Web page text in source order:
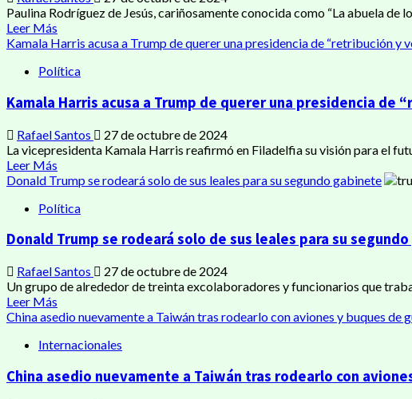
Paulina Rodríguez de Jesús, cariñosamente conocida como “La abuela de
Leer Más
Kamala Harris acusa a Trump de querer una presidencia de “retribución y
Política
Kamala Harris acusa a Trump de querer una presidencia de
Rafael Santos
27 de octubre de 2024
La vicepresidenta Kamala Harris reafirmó en Filadelfia su visión para el
Leer Más
Donald Trump se rodeará solo de sus leales para su segundo gabinete
Política
Donald Trump se rodeará solo de sus leales para su
Rafael Santos
27 de octubre de 2024
Un grupo de alrededor de treinta excolaboradores y funcionarios que
Leer Más
China asedio nuevamente a Taiwán tras rodearlo con aviones y buques de
Internacionales
China asedio nuevamente a Taiwán tras rodearlo con